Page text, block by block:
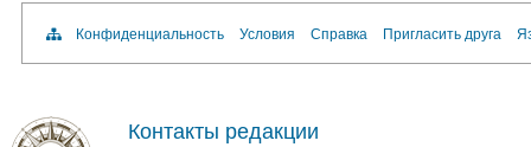
Конфиденциальность Условия Справка Пригласить друга
Контакты редакции